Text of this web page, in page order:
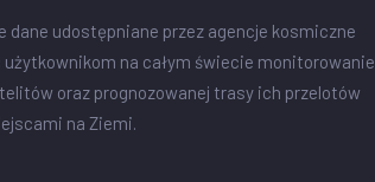
dane udostępniane przez agencje kosmiczne
na całym świecie monitorowanie
oraz prognozowanej trasy ich przelotów
na Ziemi.